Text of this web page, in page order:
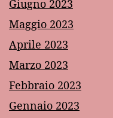
Giugno 2023
Maggio 2023
Aprile 2023
Marzo 2023
Febbraio 2023
Gennaio 2023